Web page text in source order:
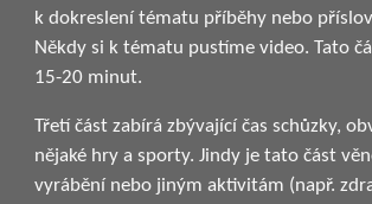
k dokreslení tématu příběhy nebo
Někdy si k tématu pustíme video. Tato
15-20 minut.
Třetí část zabírá zbývající čas schůzky,
nějaké hry a sporty. Jindy je tato část
vyrábění nebo jiným aktivitám (např.